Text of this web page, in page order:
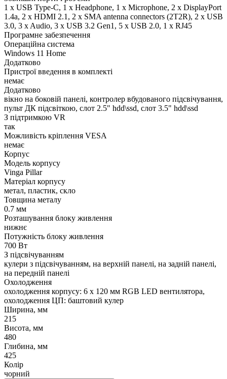
1 x USB Type-C, 1 x Нeadphone, 1 х Microphone, 2 x DisplayPort
1.4a, 2 x HDMI 2.1, 2 x SMA antenna connectors (2T2R), 2 x USB
3.0, 3 x Audio, 3 x USB 3.2 Gen1, 5 x USB 2.0, 1 x RJ45
Програмне забезпечення
Операційна система
Windows 11 Home
Додатково
Пристрої введення в комплекті
немає
Додатково
вікно на боковій панелі, контролер вбудованого підсвічування,
пульт ДК підсвіткою, слот 2.5" hdd\ssd, слот 3.5" hdd\ssd
З підтримкою VR
так
Можливість кріплення VESA
немає
Корпус
Модель корпусу
Vinga Pillar
Матеріал корпусу
метал, пластик, скло
Товщина металу
0.7 мм
Розташування блоку живлення
нижнє
Потужність блоку живлення
700 Вт
З підсвічуванням
кулери з підсвічуванням, на верхній панелі, на задній панелі,
на передній панелі
Охолодження
охолодження корпусу: 6 x 120 мм RGB LED вентилятора,
охолодження ЦП: баштовий кулер
Ширина, мм
215
Висота, мм
480
Глибина, мм
425
Колір
чорний